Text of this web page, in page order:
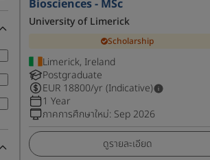
Biosciences - MSc
University of Limerick
Scholarship
Limerick, Ireland
Postgraduate
EUR 18800/yr (Indicative)
1 Year
ภาคการศึกษาใหม่: Sep 2026
ดูรายละเอียด